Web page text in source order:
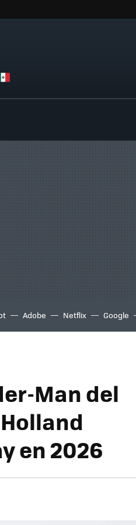
Adobe Netflix Google
Man del
en 2026